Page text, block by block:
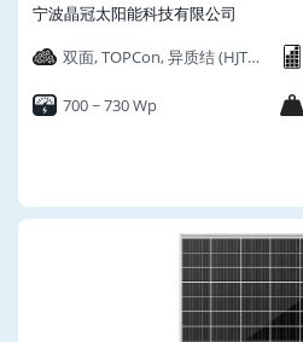
宁波晶冠太阳能科技有限公司
双面, TOPCon, 异质结 (HJT),
700 ~ 730 Wp